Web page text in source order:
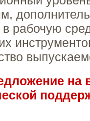
рабочую
на